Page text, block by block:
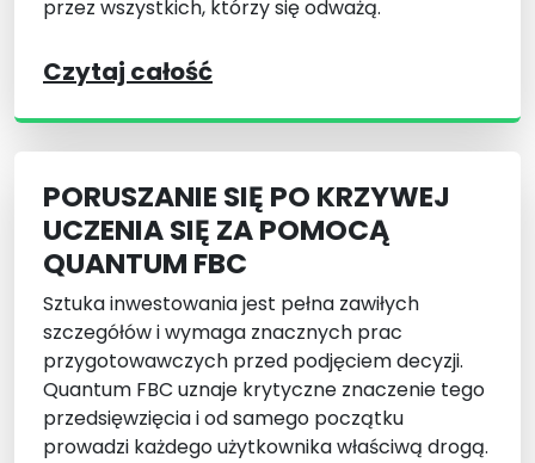
przez wszystkich, którzy się odważą.
Czytaj całość
PORUSZANIE SIĘ PO KRZYWEJ
UCZENIA SIĘ ZA POMOCĄ
QUANTUM FBC
Sztuka inwestowania jest pełna zawiłych
szczegółów i wymaga znacznych prac
przygotowawczych przed podjęciem decyzji.
Quantum FBC uznaje krytyczne znaczenie tego
przedsięwzięcia i od samego początku
prowadzi każdego użytkownika właściwą drogą.